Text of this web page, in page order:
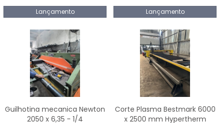
Lançamento Lançamento
Guilhotina mecanica Newton
2050 x 6,35 - 1/4
Corte Plasma Bestmark 6000
x 2500 mm Hypertherm